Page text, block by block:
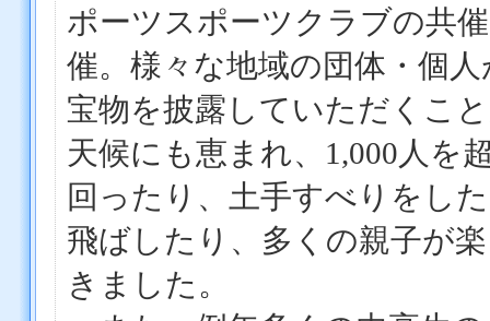
ポーツスポーツクラブの共
催。様々な地域の団体・個
宝物を披露していただくこ
天候にも恵まれ、1,000人を
回ったり、土手すべりをし
飛ばしたり、多くの親子が
きました。